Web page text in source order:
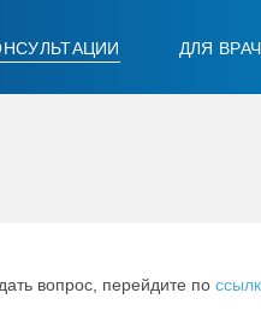
ДЛЯ
вопрос, перейдите по